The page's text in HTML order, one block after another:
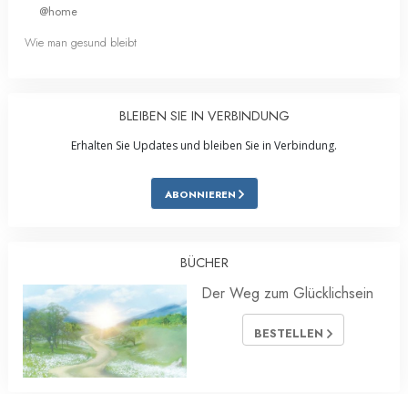
@home
Wie man gesund bleibt
BLEIBEN SIE IN VERBINDUNG
Erhalten Sie Updates und bleiben Sie in Verbindung.
ABONNIEREN
BÜCHER
Der Weg zum Glücklichsein
BESTELLEN